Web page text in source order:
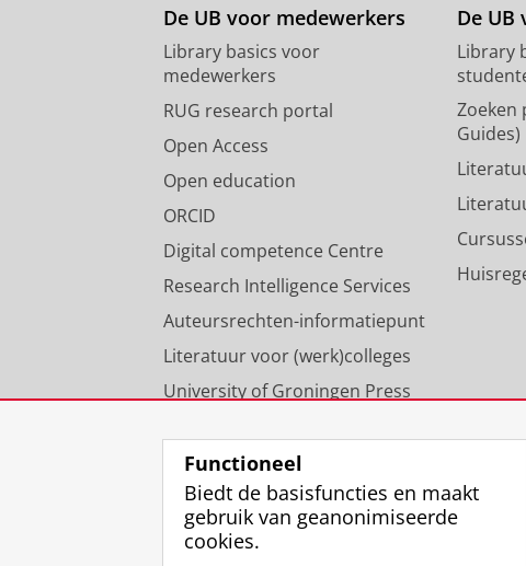
De UB voor medewerkers
Library basics voor
medewerkers
RUG research portal
Open Access
Open education
ORCID
Digital competence Centre
Research Intelligence Services
Auteursrechten-informatiepunt
Literatuur voor (werk)colleges
University of Groningen Press
De UB
Library
Zoeken
Guides)
Functioneel
Biedt de basisfuncties en maakt
gebruik van geanonimiseerde
cookies.